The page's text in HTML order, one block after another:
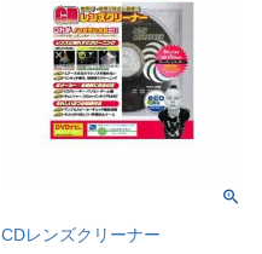
CDレンズクリーナー